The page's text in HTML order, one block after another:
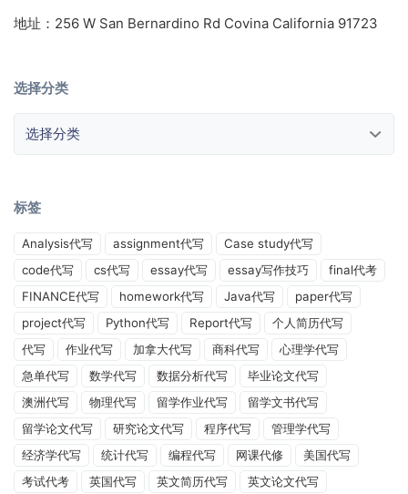
地址：256 W San Bernardino Rd Covina California 91723
选择分类
标签
Analysis代写 assignment代写
Case study代写
code代写
cs代写 essay代写 essay写作技巧
final代考
FINANCE代写
homework代写 Java代写
paper代写
project代写
Python代写 Report代写
个人简历代写
代写
作业代写 加拿大代写 商科代写
心理学代写
急单代写
数学代写 数据分析代写
毕业论文代写
澳洲代写
物理代写 留学作业代写
留学文书代写
留学论文代写
研究论文代写 程序代写
管理学代写
经济学代写
统计代写 编程代写 网课代修
美国代写
考试代考
英国代写 英文简历代写
英文论文代写